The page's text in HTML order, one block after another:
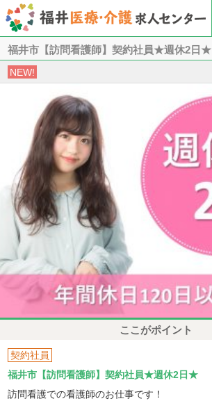
福井市【訪問看護師】契約社員★週休2日★
NEW!
ここがポイント
契約社員
福井市【訪問看護師】契約社員★週休2日★
訪問看護での看護師のお仕事です！